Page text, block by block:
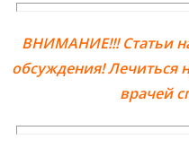
ВНИМАНИЕ!!! Статьи
обсуждения!
врачей